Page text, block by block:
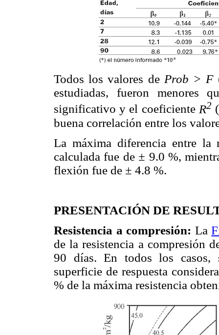
Todos los valores de Prob > F
estudiadas, fueron menores
significativo y el coeficiente R2 (
buena correlación entre los
La máxima diferencia entre la
calculada fue de ± 9.0 %,
flexión fue de ± 4.8 %.
PRESENTACIÓN DE
Resistencia a compresión: La
de la resistencia a compresión
90 días. En todos los casos,
superficie de respuesta
% de la máxima resistencia